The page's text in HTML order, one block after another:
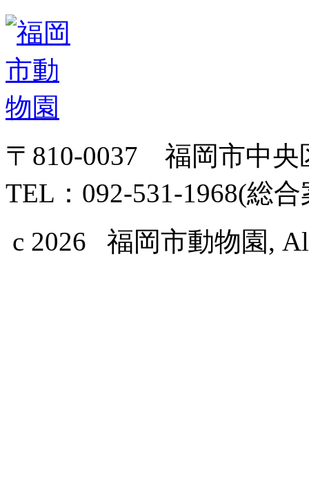
〒810-0037 福岡市中央
TEL：092-531-1968(総
c 2026 福岡市動物園,